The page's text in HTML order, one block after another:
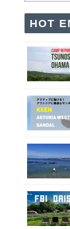
HOT